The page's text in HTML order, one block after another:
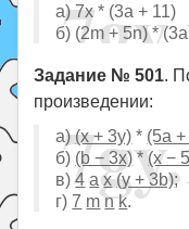
a) 7x * (3а + 11)
б) (2m + 5n) *
Задание № 501.
произведении:
а)(х + 3у) * (5а
б) (b − 3х)*(х −
в)4 а х (у + 3b);
г)7 m n k.